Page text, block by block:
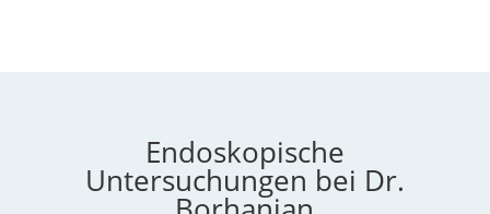
Endoskopische
Untersuchungen bei Dr.